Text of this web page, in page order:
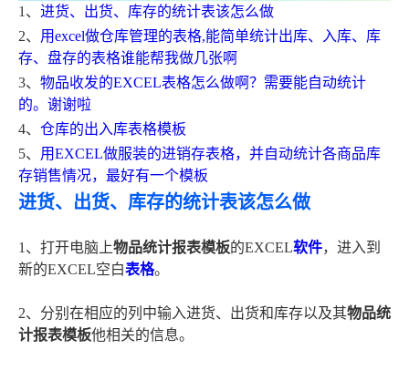
1、 进货、出货、库存的统计表该怎么做
2、 用excel做仓库管理的表格,能简单统计出库、入库、库
存、盘存的表格谁能帮我做几张啊
3、 物品收发的EXCEL表格怎么做啊？需要能自动统计
的。谢谢啦
4、 仓库的出入库表格模板
5、 用EXCEL做服装的进销存表格，并自动统计各商品库
存销售情况，最好有一个模板
进货、出货、库存的统计表该怎么做
1、打开电脑上物品统计报表模板的EXCEL软件，进入到
新的EXCEL空白表格。
2、分别在相应的列中输入进货、出货和库存以及其物品统
计报表模板他相关的信息。